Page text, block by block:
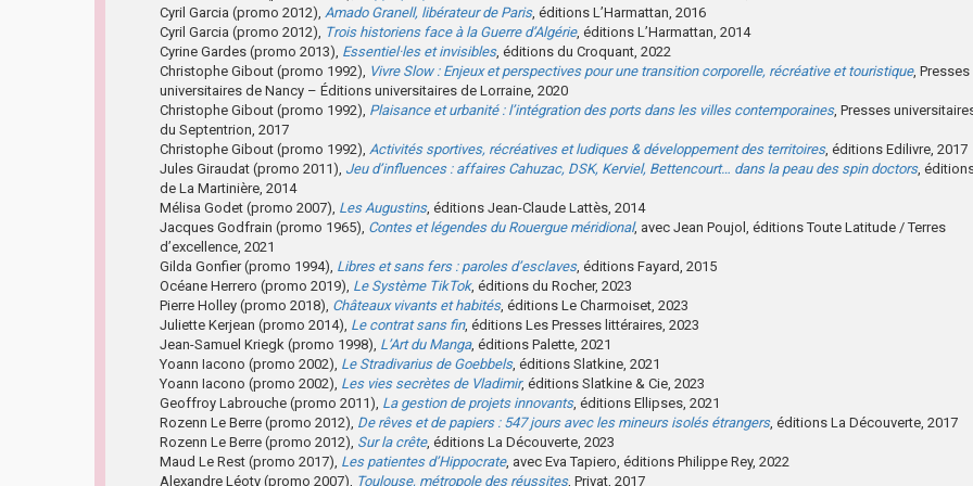
Cyril Garcia (promo 2012), Amado Granell, libérateur de Paris, éditions L’Harmattan, 2016
Cyril Garcia (promo 2012), Trois historiens face à la Guerre d’Algérie, éditions L’Harmattan, 2014
Cyrine Gardes (promo 2013), Essentiel·les et invisibles, éditions du Croquant, 2022
Christophe Gibout (promo 1992), Vivre Slow : Enjeux et perspectives pour une transition corporelle, récréative et touristique, Presses
universitaires de Nancy – Éditions universitaires de Lorraine, 2020
Christophe Gibout (promo 1992), Plaisance et urbanité : l’intégration des ports dans les villes contemporaines, Presses
du Septentrion, 2017
Christophe Gibout (promo 1992), Activités sportives, récréatives et ludiques & développement des territoires, éditions Edilivre, 2017
Jules Giraudat (promo 2011), Jeu d’influences : affaires Cahuzac, DSK, Kerviel, Bettencourt… dans la peau des spin doctors,
de La Martinière, 2014
Mélisa Godet (promo 2007), Les Augustins, éditions Jean-Claude Lattès, 2014
Jacques Godfrain (promo 1965), Contes et légendes du Rouergue méridional, avec Jean Poujol, éditions Toute Latitude / Terres
d’excellence, 2021
Gilda Gonfier (promo 1994), Libres et sans fers : paroles d’esclaves, éditions Fayard, 2015
Océane Herrero (promo 2019), Le Système TikTok, éditions du Rocher, 2023
Pierre Holley (promo 2018), Châteaux vivants et habités, éditions Le Charmoiset, 2023
Juliette Kerjean (promo 2014), Le contrat sans fin, éditions Les Presses littéraires, 2023
Jean-Samuel Kriegk (promo 1998), L’Art du Manga, éditions Palette, 2021
Yoann Iacono (promo 2002), Le Stradivarius de Goebbels, éditions Slatkine, 2021
Yoann Iacono (promo 2002), Les vies secrètes de Vladimir, éditions Slatkine & Cie, 2023
Geoffroy Labrouche (promo 2011), La gestion de projets innovants, éditions Ellipses, 2021
Rozenn Le Berre (promo 2012), De rêves et de papiers : 547 jours avec les mineurs isolés étrangers, éditions La Découverte, 2017
Rozenn Le Berre (promo 2012), Sur la crête, éditions La Découverte, 2023
Maud Le Rest (promo 2017), Les patientes d’Hippocrate, avec Eva Tapiero, éditions Philippe Rey, 2022
Alexandre Léoty (promo 2007), Toulouse, métropole des réussites, Privat, 2017